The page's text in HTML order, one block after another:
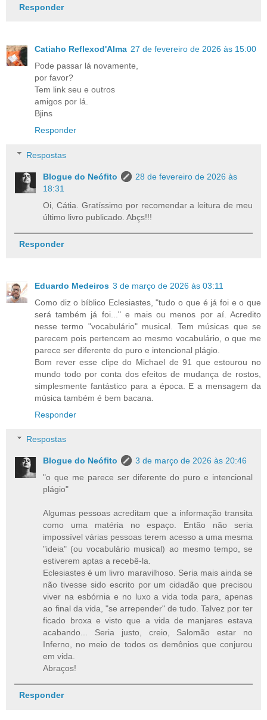
Responder
Catiaho Reflexod'Alma 27 de fevereiro de 2026 às 15:00
Pode passar lá novamente,
por favor?
Tem link seu e outros
amigos por lá.
Bjins
Responder
Respostas
Blogue do Neófito
28 de fevereiro de 2026 às
18:31
Oi, Cátia. Gratíssimo por recomendar a leitura de meu
último livro publicado. Abçs!!!
Responder
Eduardo Medeiros 3 de março de 2026 às 03:11
Como diz o bíblico Eclesiastes, "tudo o que é já foi e o que
será também já foi..." e mais ou menos por aí. Acredito
nesse termo "vocabulário" musical. Tem músicas que se
parecem pois pertencem ao mesmo vocabulário, o que me
parece ser diferente do puro e intencional plágio.
Bom rever esse clipe do Michael de 91 que estourou no
mundo todo por conta dos efeitos de mudança de rostos,
simplesmente fantástico para a época. E a mensagem da
música também é bem bacana.
Responder
Respostas
Blogue do Neófito
3 de março de 2026 às 20:46
"o que me parece ser diferente do puro e intencional
plágio"
Algumas pessoas acreditam que a informação transita
como uma matéria no espaço. Então não seria
impossível várias pessoas terem acesso a uma mesma
"ideia" (ou vocabulário musical) ao mesmo tempo, se
estiverem aptas a recebê-la.
Eclesiastes é um livro maravilhoso. Seria mais ainda se
não tivesse sido escrito por um cidadão que precisou
viver na esbórnia e no luxo a vida toda para, apenas
ao final da vida, "se arrepender" de tudo. Talvez por ter
ficado broxa e visto que a vida de manjares estava
acabando... Seria justo, creio, Salomão estar no
Inferno, no meio de todos os demônios que conjurou
em vida.
Abraços!
Responder